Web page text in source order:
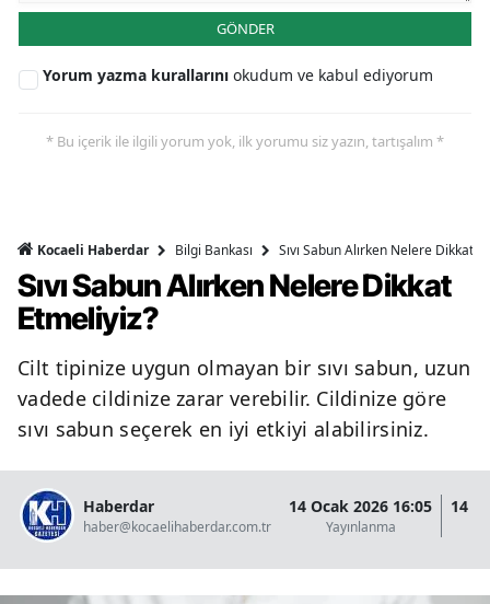
GÖNDER
Yorum yazma kurallarını okudum ve kabul ediyorum
* Bu içerik ile ilgili yorum yok, ilk yorumu siz yazın, tartışalım *
Kocaeli Haberdar Bilgi Bankası Sıvı Sabun Alırken Nelere Dikkat
Sıvı Sabun Alırken Nelere Dikkat
Etmeliyiz?
Cilt tipinize uygun olmayan bir sıvı sabun, uzun
vadede cildinize zarar verebilir. Cildinize göre
sıvı sabun seçerek en iyi etkiyi alabilirsiniz.
Haberdar
haber@kocaelihaberdar.com.tr
14 Ocak 2026 16:05
Yayınlanma
14